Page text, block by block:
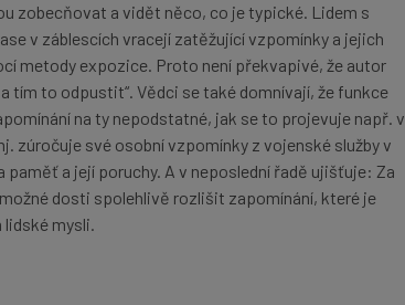
zobecňovat a vidět něco, co je typické. Lidem s
v záblescích vracejí zatěžující vzpomínky a jejich
metody expozice. Proto není překvapivé, že autor
tím to odpustit“. Vědci se také domnívají, že funkce
na ty nepodstatné, jak se to projevuje např. v
zúročuje své osobní vzpomínky z vojenské služby v
paměť a její poruchy. A v neposlední řadě ujišťuje: Za
dosti spolehlivě rozlišit zapomínání, které je
mysli.